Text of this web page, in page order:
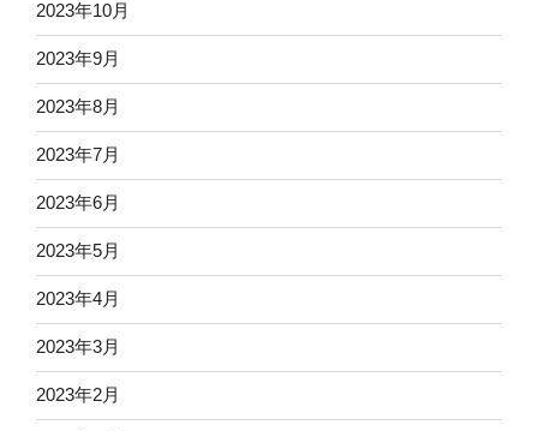
2023年10月
2023年9月
2023年8月
2023年7月
2023年6月
2023年5月
2023年4月
2023年3月
2023年2月